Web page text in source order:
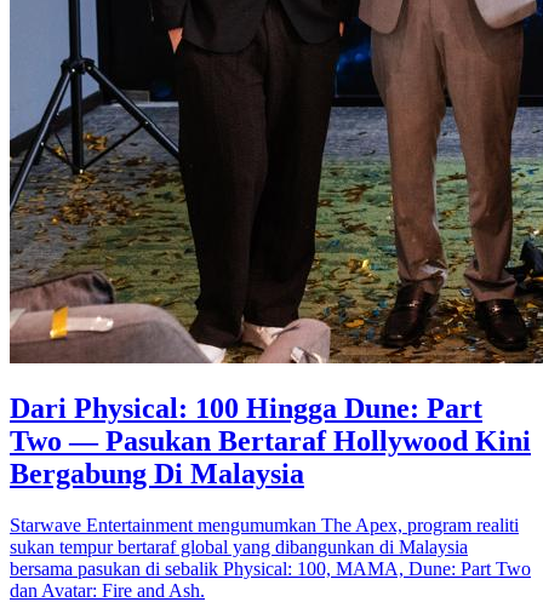
Dari Physical: 100 Hingga Dune: Part
Two — Pasukan Bertaraf Hollywood Kini
Bergabung Di Malaysia
Starwave Entertainment mengumumkan The Apex, program realiti
sukan tempur bertaraf global yang dibangunkan di Malaysia
bersama pasukan di sebalik Physical: 100, MAMA, Dune: Part Two
dan Avatar: Fire and Ash.